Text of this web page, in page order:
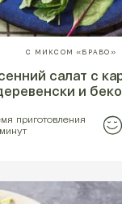
С МИКСОМ «БРАВО»
салат с
и
приготовления